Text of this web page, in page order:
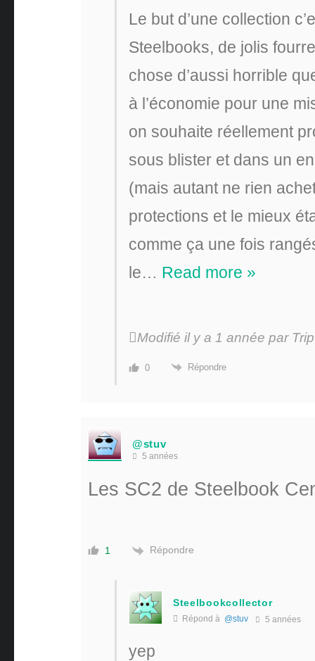
Le but d’une collection
Steelbooks, de jolis
chose d’aussi horrible
à l’économie pour une
on souhaite réellement
sous blister et dans un
(mais autant ne rien
protections et le mieux
comme ça une fois
le… Read more »
Modifié il y a 1 année par Trip
0 Répondre
@stuv
5 années
Les SC2 de Steelbook
1 Répondre
Steelbookcollector
Répond à @stuv 5 années
yep